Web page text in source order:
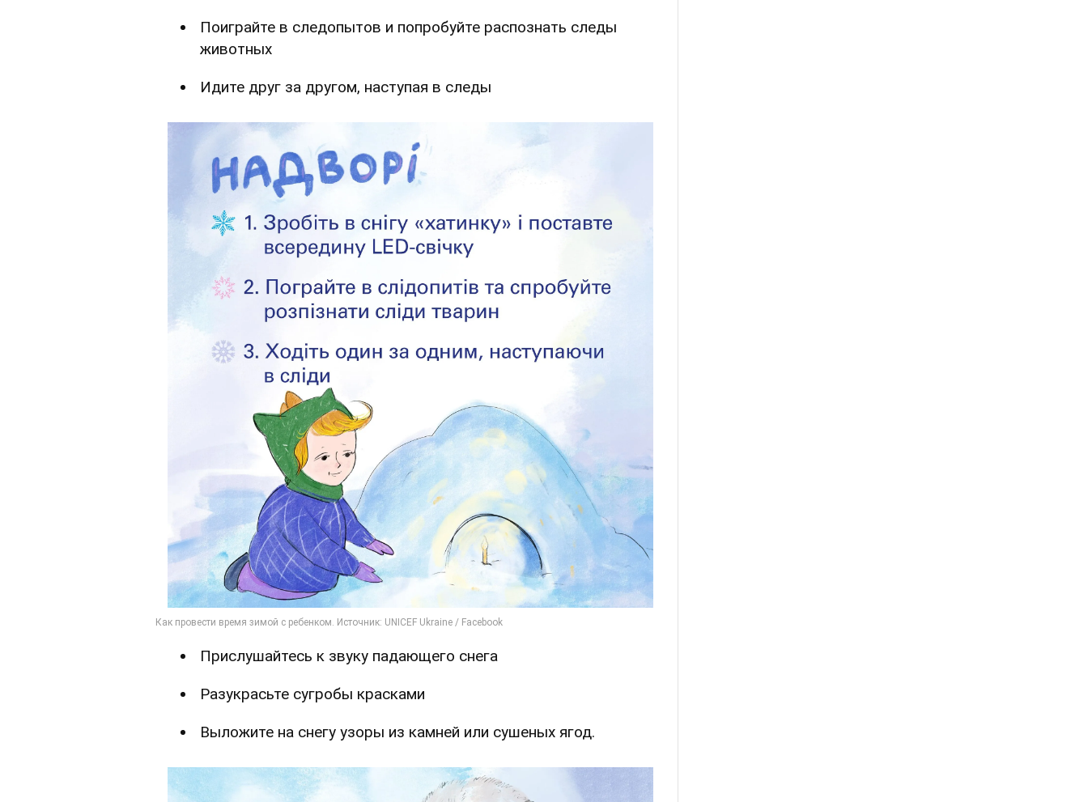
Поиграйте в следопытов и попробуйте распознать следы
животных
Идите друг за другом, наступая в следы
Прислушайтесь к звуку падающего снега
Разукрасьте сугробы красками
Выложите на снегу узоры из камней или сушеных ягод.